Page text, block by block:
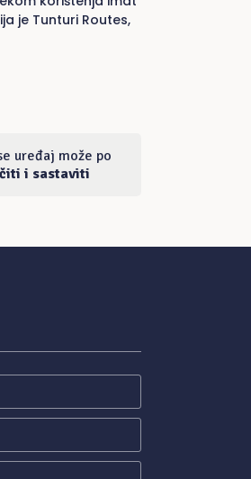
je Tunturi Routes,
uređaj može po
i sastaviti